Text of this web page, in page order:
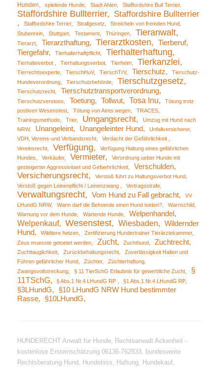
Hunden
spielende Hunde Stadt Ahlen Staffordshire Bull Terrier
Staffordshire Bullterrier Staffordshire Bullterrier
Staffordshire Terrier Strafgesetz
Streicheln von fremden Hund
Stubenrein
Stuttgart Testament Thüringen Tieranwalt
Tierarzt Tierarzthaftung Tierarztkosten
Tierberuf
Tiergefahr
Tierhalterhaftpflicht Tierhalterhaftung
Tierhalteverbot Tierhaltungsverbot Tierheim Tierkanzlei
Tierrechtsexperte TierschHuV TierschTrV Tierschutz
Tierschutz-
Hundeverordnung
Tierschutzbehörde Tierschutzgesetz
Tierschutzrecht Tierschutztransportverordnung
Tierschutzverstoss Toetung Tollwut Tosa Inu
Tötung trotz
postiven Wesenstest
Tötung von Amts wegen
TRACES
Trainingsmethode
Trier Umgangsrecht
Umzug mit Hund nach
NRW
Unangeleint Unangeleinter Hund
Unfallversicherer
VDH, Vereins-und Verbandsrecht
Verdacht der Gefährlichkeit
Vereinsrecht
Verfügung
Verfügung Haltung eines gefährlichen
Hundes
Verkäufer Vermieter
Verordnung ueber Hunde mit
gesteigerter Aggressivitaet und Gefaehrlichkeit
Verschulden
Versicherungsrecht
Verstoß führt zu Haltungsverbot Hund
Verstoß gegen Leinenpflicht / Leinenzwang
Vertragsstrafe
Verwaltungsrecht Vom Hund zu Fall gebracht
VV
LHundG NRW
Wann darf die Behoerde einen Hund toeten?
Warnschild
Warnung vor dem Hunde
Wartende Hunde Welpenhandel
Welpenkauf Wesenstest Wiesbaden
Wildernder
Hund
Wildtiere hetzen
Zertifizierung Hundertrainer Tierärztekammer
Zeus muesste getoetet werden
Zucht Zuchthund Zuchtrecht
Zuchttauglichkeit Zurückbehaltungsrecht
Zuverlässigkeit Halten und
Führen gefährlicher Hund
Züchter
Züchterhaftung
Zwangsvollstreckung
§ 11 TierSchG Erlaubnis für gewerbliche Zucht
§
11TSchG
§ Abs.1 Nr.4 LHundG RP §1 Abs.1 Nr.4 LHundG RP
§3LHundG
§10 LHundG NRW Hund bestimmter
Rasse
§10LHundG
HUNDERECHT Anwalt für Hunde, Rechtsanwalt Ackenheil -
kostenlose Ersteinschätzung:06136-762833, bundesweite
Rechtsberatung Hund, Hundebiss, Haftung, Hundekauf,